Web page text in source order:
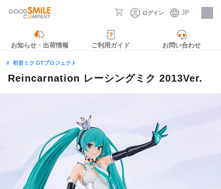
ログイン JP
採用情報
お知らせ・出荷情報 ご利用ガイド お問い合わせ
初音ミク GTプロジェクト
Reincarnation レーシングミク 2013Ver.